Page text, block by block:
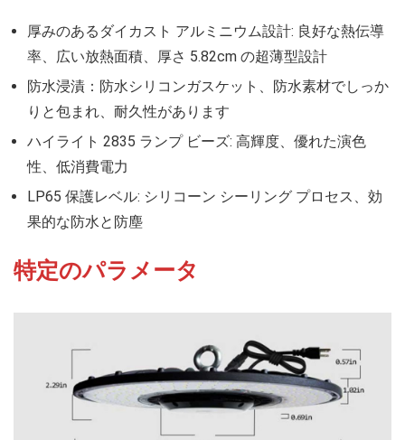
厚みのあるダイカスト アルミニウム設計: 良好な熱伝導
率、広い放熱面積、厚さ 5.82cm の超薄型設計
防水浸漬：防水シリコンガスケット、防水素材でしっか
りと包まれ、耐久性があります
ハイライト 2835 ランプ ビーズ: 高輝度、優れた演色
性、低消費電力
LP65 保護レベル: シリコーン シーリング プロセス、効
果的な防水と防塵
特定のパラメータ